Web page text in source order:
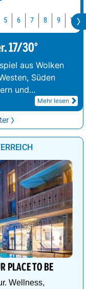
5 6 7 8 9 10
17/30°
aus Wolken
Süden
und...
Mehr lesen
PLACE TO BE
Wellness,